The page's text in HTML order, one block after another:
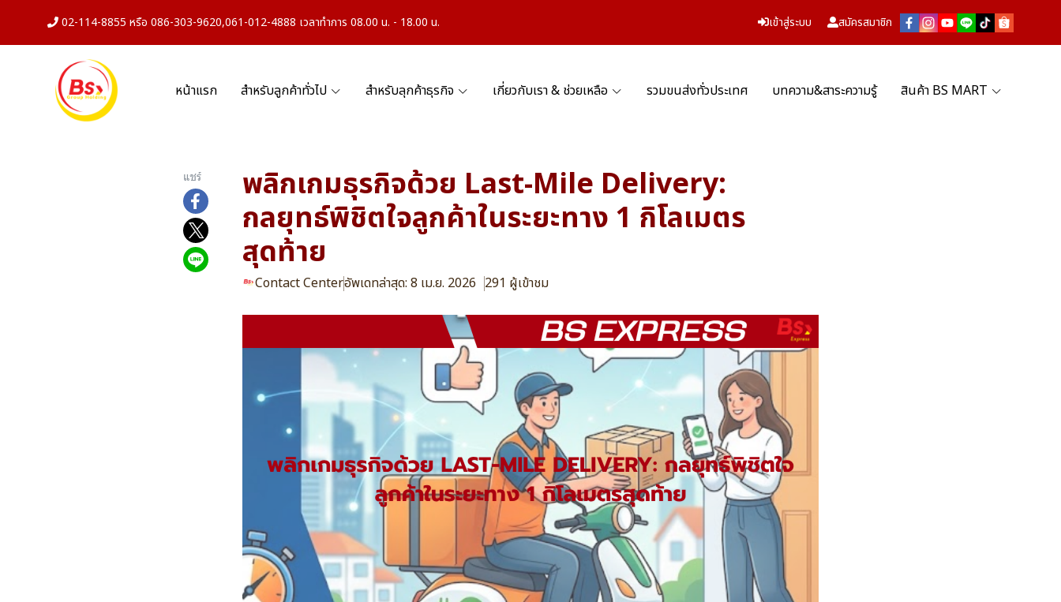
02-114-8855 หรือ 086-303-9620,061-012-4888 เวลาทำการ 08.00 น. - 18.00 น. เข้าสู่ระบบ สมัครสมาชิก
หน้าแรก สำหรับลูกค้าทั่วไป สำหรับลุกค้าธุรกิจ เกี่ยวกับเรา & ช่วยเหลือ รวมขนส่งทั่วประเทศ บทความ&สาระความรู้ สินค้า BS MART
แชร์ พลิกเกมธุรกิจด้วย Last-Mile Delivery:
กลยุทธ์พิชิตใจลูกค้าในระยะทาง 1 กิโลเมตร
สุดท้าย
Contact Centerอัพเดทล่าสุด: 8 เม.ย. 2026 291 ผู้เข้าชม